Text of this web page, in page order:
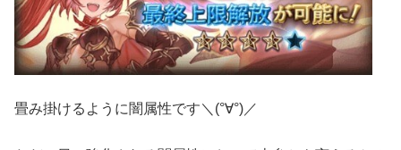
畳み掛けるように闇属性です＼(°∀°)／